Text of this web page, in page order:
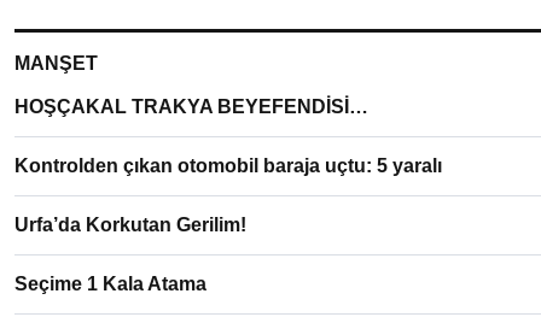
MANŞET
HOŞÇAKAL TRAKYA BEYEFENDİSİ…
Kontrolden çıkan otomobil baraja uçtu: 5 yaralı
Urfa’da Korkutan Gerilim!
Seçime 1 Kala Atama